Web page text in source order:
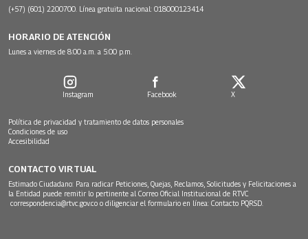
(+57) (601) 2200700. Línea gratuita nacional: 018000123414
HORARIO DE ATENCIÓN
Lunes a viernes de 8:00 a.m. a 5:00 p.m.
Instagram Facebook X
Política de privacidad y tratamiento de datos personales
Condiciones de uso
Accesibilidad
CONTACTO VIRTUAL
Estimado Ciudadano: Para radicar Peticiones, Quejas, Reclamos, Solicitudes y Felicitaciones a
la Entidad puede remitir lo pertinente al Correo Oficial Institucional de RTVC
correspondencia@rtvc.gov.co o diligenciar el formulario en línea: Contacto PQRSD.